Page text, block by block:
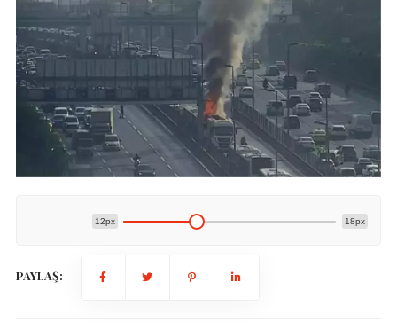
12px 18px
PAYLAŞ: